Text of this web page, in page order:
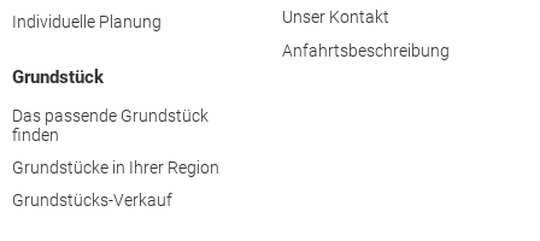
Individuelle Planung
Grundstück
Das passende Grundstück
finden
Grundstücke in Ihrer Region
Grundstücks-Verkauf
Unser Kontakt
Anfahrtsbeschreibung